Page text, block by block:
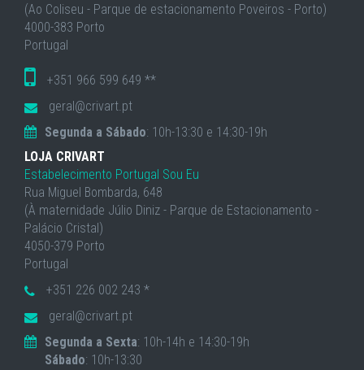
(Ao Coliseu - Parque de estacionamento Poveiros - Porto)
4000-383 Porto
Portugal
+351 966 599 649 **
geral@crivart.pt
Segunda a Sábado: 10h-13:30 e 14:30-19h
LOJA CRIVART
Estabelecimento Portugal Sou Eu
Rua Miguel Bombarda, 648
(À maternidade Júlio Diniz - Parque de Estacionamento -
Palácio Cristal)
4050-379 Porto
Portugal
+351 226 002 243 *
geral@crivart.pt
Segunda a Sexta: 10h-14h e 14:30-19h
Sábado: 10h-13:30